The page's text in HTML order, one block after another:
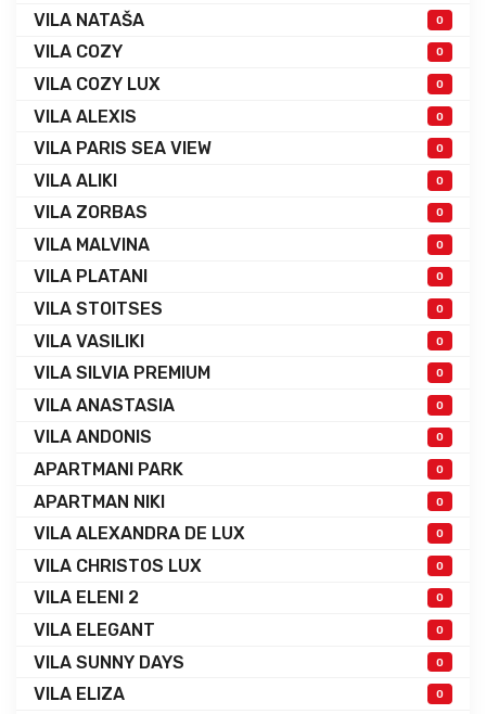
VILA NATAŠA 0
VILA COZY 0
VILA COZY LUX 0
VILA ALEXIS 0
VILA PARIS SEA VIEW 0
VILA ALIKI 0
VILA ZORBAS 0
VILA MALVINA 0
VILA PLATANI 0
VILA STOITSES 0
VILA VASILIKI 0
VILA SILVIA PREMIUM 0
VILA ANASTASIA 0
VILA ANDONIS 0
APARTMANI PARK 0
APARTMAN NIKI 0
VILA ALEXANDRA DE LUX 0
VILA CHRISTOS LUX 0
VILA ELENI 2 0
VILA ELEGANT 0
VILA SUNNY DAYS 0
VILA ELIZA 0